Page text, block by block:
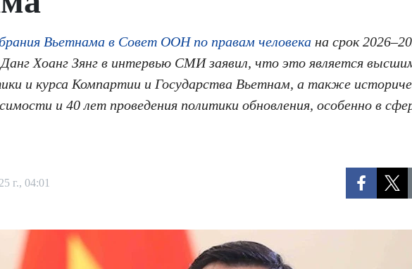
Вьетнама в Совет ООН по правам человека на срок
Хоанг Зянг в интервью СМИ заявил, что это является
и курса Компартии и Государства Вьетнам, а также
и 40 лет проведения политики обновления, особенно в
г., 04:01